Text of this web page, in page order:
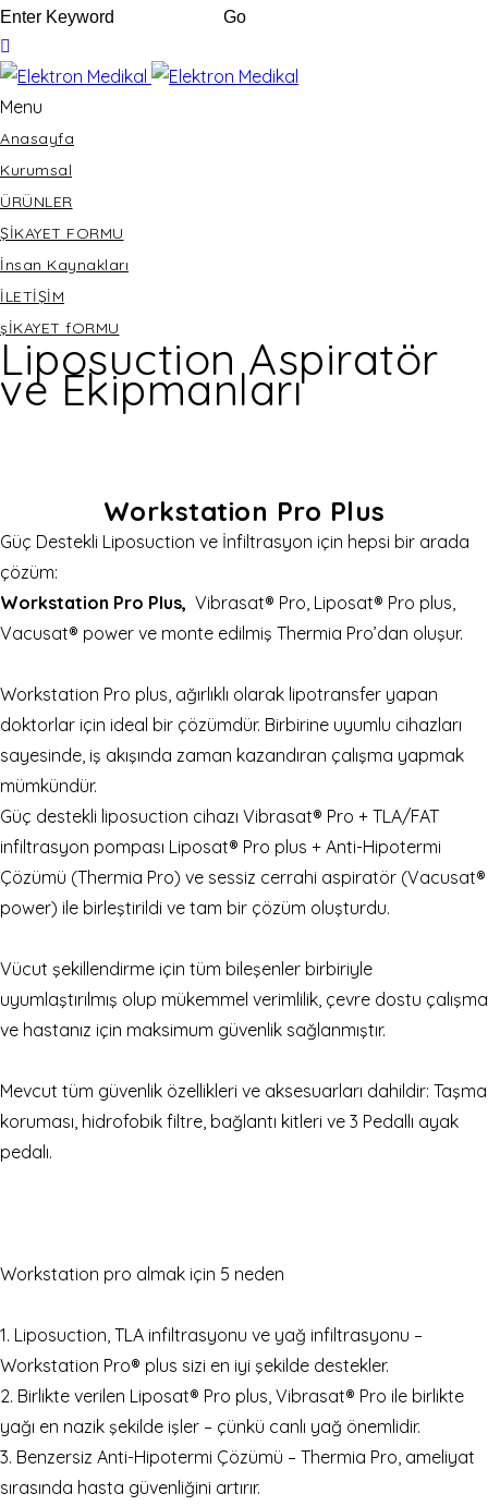
Menu
Anasayfa
Kurumsal
ÜRÜNLER
ŞİKAYET FORMU
İnsan Kaynakları
İLETİŞİM
şİKAYET fORMU
Liposuction Aspiratör
ve Ekipmanları
Workstation Pro Plus
Güç Destekli Liposuction ve İnfiltrasyon için hepsi bir arada
çözüm:
Workstation Pro Plus, Vibrasat® Pro, Liposat® Pro plus,
Vacusat® power ve monte edilmiş Thermia Pro’dan oluşur.
Workstation Pro plus, ağırlıklı olarak lipotransfer yapan
doktorlar için ideal bir çözümdür. Birbirine uyumlu cihazları
sayesinde, iş akışında zaman kazandıran çalışma yapmak
mümkündür.
Güç destekli liposuction cihazı Vibrasat® Pro + TLA/FAT
infiltrasyon pompası Liposat® Pro plus + Anti-Hipotermi
Çözümü (Thermia Pro) ve sessiz cerrahi aspiratör (Vacusat®
power) ile birleştirildi ve tam bir çözüm oluşturdu.
Vücut şekillendirme için tüm bileşenler birbiriyle
uyumlaştırılmış olup mükemmel verimlilik, çevre dostu çalışma
ve hastanız için maksimum güvenlik sağlanmıştır.
Mevcut tüm güvenlik özellikleri ve aksesuarları dahildir: Taşma
koruması, hidrofobik filtre, bağlantı kitleri ve 3 Pedallı ayak
pedalı.
Workstation pro almak için 5 neden
1. Liposuction, TLA infiltrasyonu ve yağ infiltrasyonu –
Workstation Pro® plus sizi en iyi şekilde destekler.
2. Birlikte verilen Liposat® Pro plus, Vibrasat® Pro ile birlikte
yağı en nazik şekilde işler – çünkü canlı yağ önemlidir.
3. Benzersiz Anti-Hipotermi Çözümü – Thermia Pro, ameliyat
sırasında hasta güvenliğini artırır.